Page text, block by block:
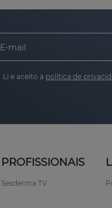
E-mail
Li e aceito a política de
PROFISSIONAIS
Sesderma TV